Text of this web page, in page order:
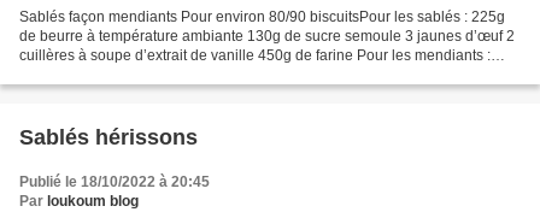
Sablés façon mendiants Pour environ 80/90 biscuitsPour les sablés : 225g
de beurre à température ambiante 130g de sucre semoule 3 jaunes d’œuf 2
cuillères à soupe d’extrait de vanille 450g de farine Pour les mendiants :
Sablés hérissons
Publié le 18/10/2022 à 20:45
Par loukoum blog